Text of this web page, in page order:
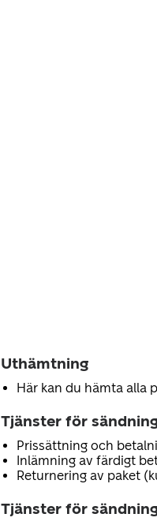
Uthämtning
Här kan du hämta alla
Tjänster för
Prissättning och
Inlämning av färdigt
Returnering av paket
Tjänster för